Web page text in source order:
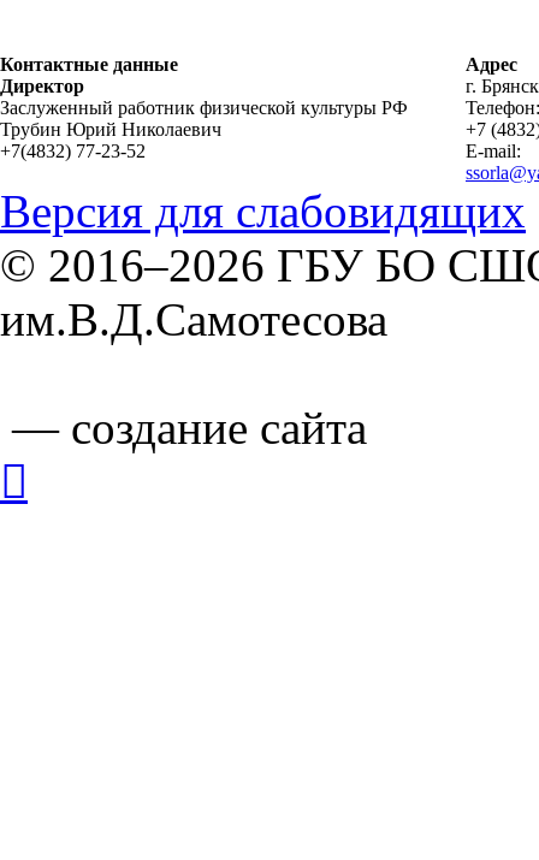
Контактные данные
Директор
Заслуженный работник физической культуры РФ
Трубин Юрий Николаевич
+7(4832) 77-23-52
Адрес
г.
Телефон:
+7
E-mail:
Версия для слабовидящих
© 2016–2026 ГБУ БО
им.В.Д.Самотесова
— cоздание сайта